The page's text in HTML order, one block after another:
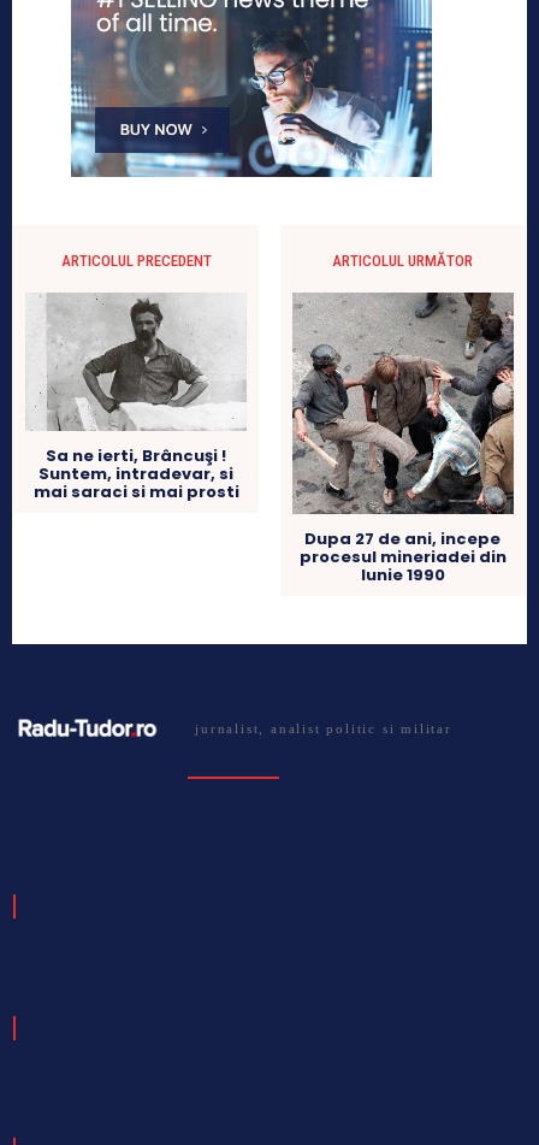
ARTICOLUL PRECEDENT
Sa ne ierti, Brâncuşi !
Suntem, intradevar, si
mai saraci si mai prosti
ARTICOLUL URMĂTOR
Dupa 27 de ani, incepe
procesul mineriadei din
Iunie 1990
jurnalist, analist politic si militar